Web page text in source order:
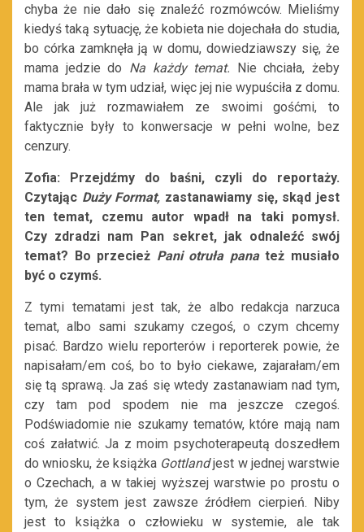
chyba że nie dało się znaleźć rozmówców. Mieliśmy
kiedyś taką sytuację, że kobieta nie dojechała do studia,
bo córka zamknęła ją w domu, dowiedziawszy się, że
mama jedzie do Na każdy temat. Nie chciała, żeby
mama brała w tym udział, więc jej nie wypuściła z domu.
Ale jak już rozmawiałem ze swoimi gośćmi, to
faktycznie były to konwersacje w pełni wolne, bez
cenzury.
Zofia: Przejdźmy do baśni, czyli do reportaży.
Czytając Duży Format, zastanawiamy się, skąd jest
ten temat, czemu autor wpadł na taki pomysł.
Czy zdradzi nam Pan sekret, jak odnaleźć swój
temat? Bo przecież Pani otruła panateż musiało
być o czymś.
Z tymi tematami jest tak, że albo redakcja narzuca
temat, albo sami szukamy czegoś, o czym chcemy
pisać. Bardzo wielu reporterów i reporterek powie, że
napisałam/em coś, bo to było ciekawe, zajarałam/em
się tą sprawą. Ja zaś się wtedy zastanawiam nad tym,
czy tam pod spodem nie ma jeszcze czegoś.
Podświadomie nie szukamy tematów, które mają nam
coś załatwić. Ja z moim psychoterapeutą doszedłem
do wniosku, że książka Gottlandjest w jednej warstwie
o Czechach, a w takiej wyższej warstwie po prostu o
tym, że system jest zawsze źródłem cierpień. Niby
jest to książka o człowieku w systemie, ale tak